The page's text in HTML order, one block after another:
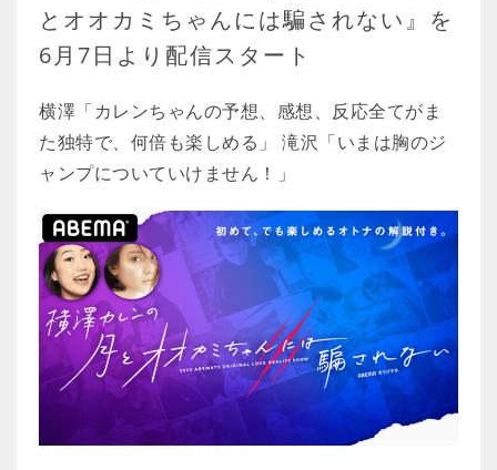
とオオカミちゃんには騙されない』を
6月7日より配信スタート
横澤「カレンちゃんの予想、感想、反応全てがま
た独特で、何倍も楽しめる」 滝沢「いまは胸のジ
ャンプについていけません！」